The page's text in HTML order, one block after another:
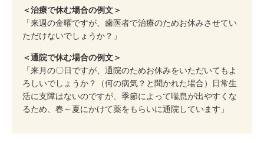
＜治療で休む場合の例文＞
「来週の金曜ですが、歯医者で治療のためお休みさせてい
ただけないでしょうか？」
＜通院で休む場合の例文＞
「来月の〇日ですが、通院のためお休みをいただいてもよ
ろしいでしょうか？（何の病気？と聞かれた場合）日常生
活に支障はないのですが、季節によって喘息が出やすくな
るため、春～夏にかけて薬をもらいに通院しています」